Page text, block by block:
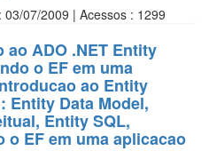
07/2009 | Acessos : 1299
ao ADO .NET Entity
o EF em uma
ao Entity
Entity Data Model,
Entity SQL,
EF em uma aplicacao